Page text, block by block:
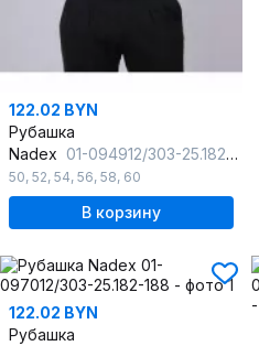
122.02 BYN
Рубашка
Nadex 01-094912/303-25.182-188
50, 52, 54, 56, 58, 60
В корзину
122.02 BYN
Рубашка